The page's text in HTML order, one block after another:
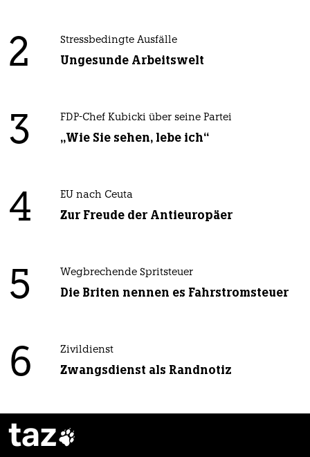
2 Stressbedingte Ausfälle
Ungesunde Arbeitswelt
3 FDP-Chef Kubicki über seine Partei
„Wie Sie sehen, lebe ich“
4 EU nach Ceuta
Zur Freude der Antieuropäer
5 Wegbrechende Spritsteuer
Die Briten nennen es Fahrstromsteuer
6 Zivildienst
Zwangsdienst als Randnotiz
taz